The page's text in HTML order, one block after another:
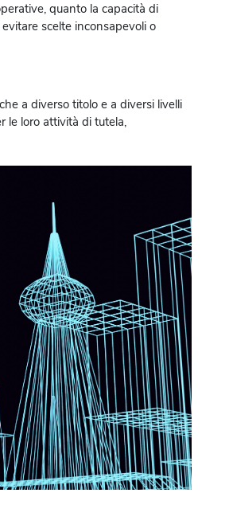
quanto la capacità di
scelte inconsapevoli o
a diverso titolo e a diversi livelli
le loro attività di tutela,